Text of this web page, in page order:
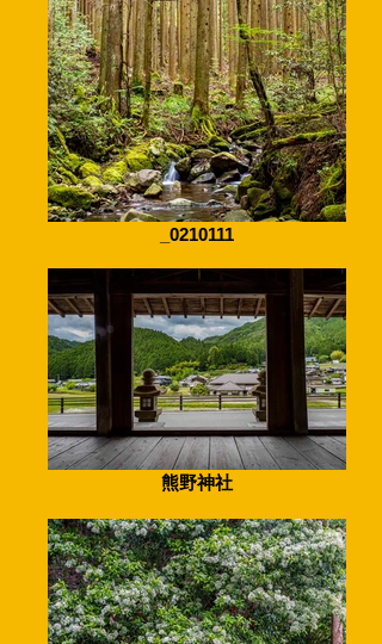
_0210111
熊野神社